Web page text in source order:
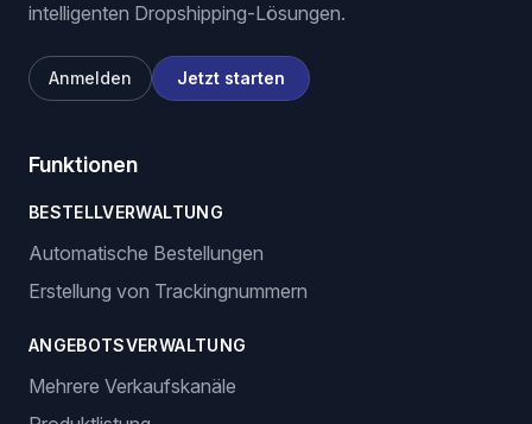
intelligenten Dropshipping-Lösungen.
Anmelden Jetzt starten
Funktionen
BESTELLVERWALTUNG
Automatische Bestellungen
Erstellung von Trackingnummern
ANGEBOTSVERWALTUNG
Mehrere Verkaufskanäle